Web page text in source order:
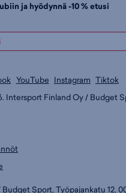
ja hyödynnä -10 % etusi
YouTube Instagram Tiktok
Intersport Finland Oy / Budget
Sport, Työpajankatu 12,